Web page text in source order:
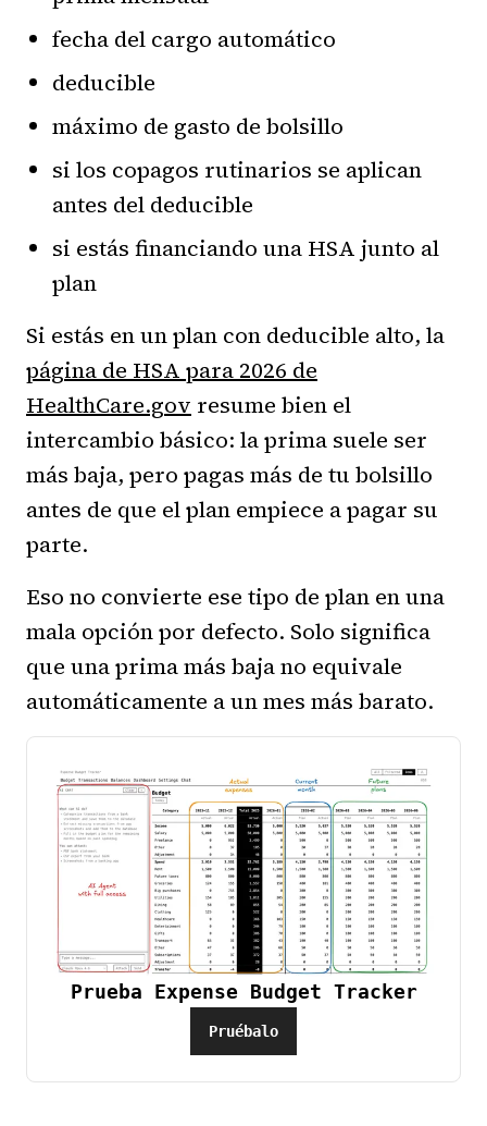
fecha del cargo automático
deducible
máximo de gasto de bolsillo
si los copagos rutinarios se aplican
antes del deducible
si estás financiando una HSA junto al
plan
Si estás en un plan con deducible alto, la
página de HSA para 2026 de
HealthCare.gov resume bien el
intercambio básico: la prima suele ser
más baja, pero pagas más de tu bolsillo
antes de que el plan empiece a pagar su
parte.
Eso no convierte ese tipo de plan en una
mala opción por defecto. Solo significa
que una prima más baja no equivale
automáticamente a un mes más barato.
Prueba Expense Budget Tracker
Pruébalo